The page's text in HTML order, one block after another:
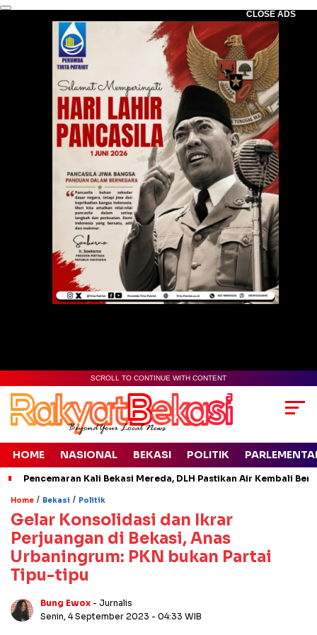
CLOSE ADS
SCROLL TO CONTINUE WITH CONTENT
HOME NASIONAL BEKASI POLITIK
Pencemaran Kali Bekasi Mereda, DLH Pastikan Air Kembali
Home / Bekasi / Politik
Gelar Konsolidasi dan Ikrar
Perjuangan di Bekasi, Anas
Urbaningrum: PKN bukan Partai
Tipu-tipu
Bung Ewox - Jurnalis
Senin, 4 September 2023 - 04:33 WIB